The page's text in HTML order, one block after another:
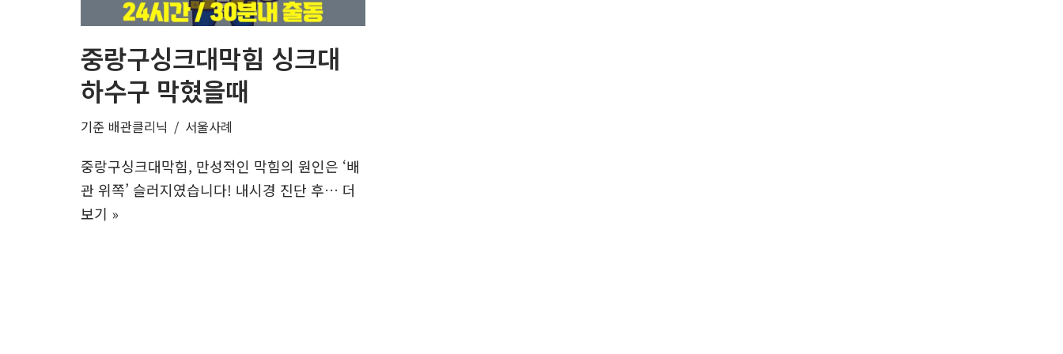
중랑구싱크대막힘 싱크대
하수구 막혔을때
기준 배관클리닉 서울사례
중랑구싱크대막힘, 만성적인 막힘의 원인은 ‘배
관 위쪽’ 슬러지였습니다! 내시경 진단 후… 더
보기 »